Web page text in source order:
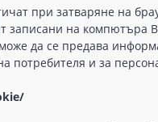
при затваряне на
записани на компютъра
да се предава
потребителя и за